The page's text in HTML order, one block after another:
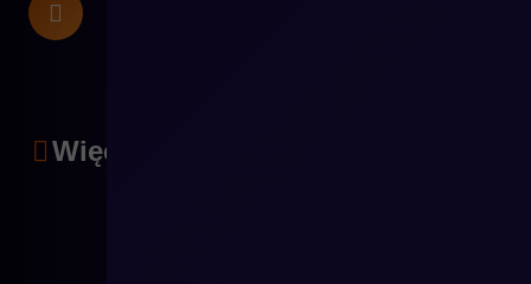
Więcej artykułów